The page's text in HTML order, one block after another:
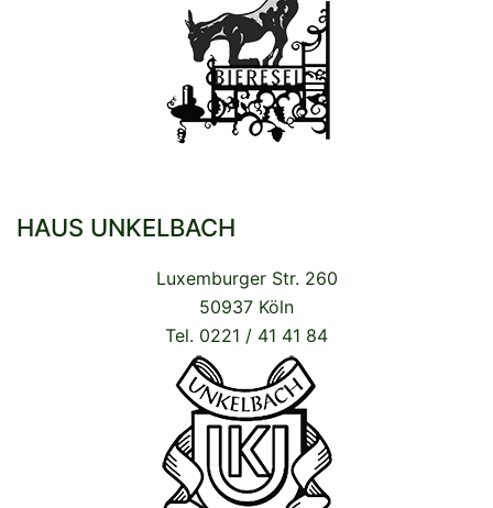
HAUS UNKELBACH
Luxemburger Str. 260
50937 Köln
Tel. 0221 / 41 41 84